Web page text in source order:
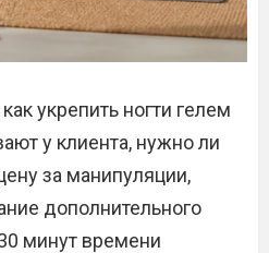
укрепить ногти гелем
у клиента, нужно ли
за манипуляции,
дополнительного
минут времени